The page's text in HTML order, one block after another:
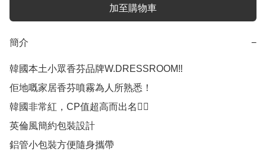
加至購物車
簡介 −
韓國本土小眾香芬品牌W.DRESSROOM‼️
佢地嘅家居香芬噴霧為人所熟悉！
韓國非常紅，CP值超高而出名👍🏻
英倫風簡約包裝設計
鋁管小包裝方便隨身攜帶